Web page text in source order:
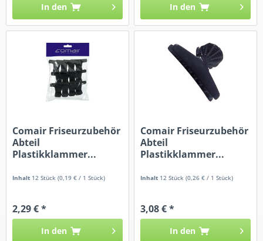
In den In den
Comair Friseurzubehör
Abteil
Plastikklammer...
Inhalt 12 Stück(0,19 € / 1 Stück)
2,29 € *
In den
Comair Friseurzubehör
Abteil
Plastikklammer...
Inhalt 12 Stück(0,26 € / 1 Stück)
3,08 € *
In den